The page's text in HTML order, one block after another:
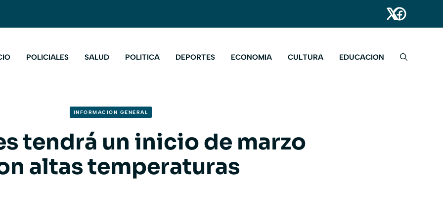
POLICIALES SALUD POLITICA DEPORTES ECONOMIA CULTURA EDUCACION
INFORMACION GENERAL
tendrá un inicio de marzo
altas temperaturas